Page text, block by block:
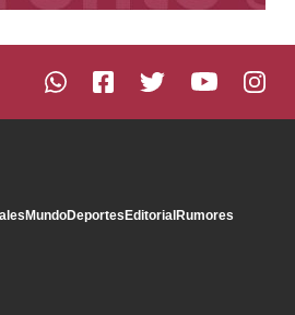
MundoDeportesEditorialRumores